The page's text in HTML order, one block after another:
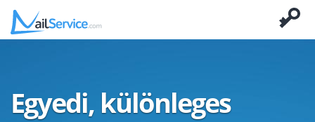
Egyedi, különleges